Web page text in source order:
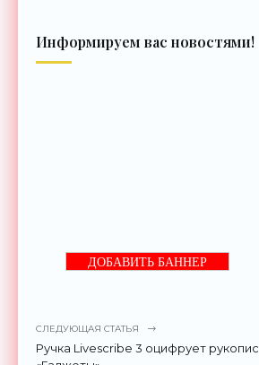
Информируем вас новостями!
ДОБАВИТЬ БАННЕР
СЛЕДУЮЩАЯ СТАТЬЯ
Ручка Livescribe 3 оцифрует